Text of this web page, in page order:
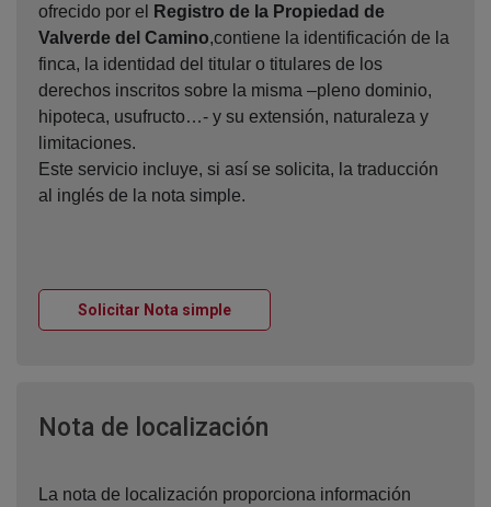
ofrecido por el
Registro de la Propiedad de
Valverde del Camino,contiene la identificación de la
finca, la identidad del titular o titulares de los
derechos inscritos sobre la misma –pleno dominio,
hipoteca, usufructo…- y su extensión, naturaleza y
limitaciones.
Este servicio incluye, si así se solicita, la traducción
al inglés de la nota simple.
Solicitar Nota simpleVentana nueva
Nota de localización
La nota de localización proporciona información